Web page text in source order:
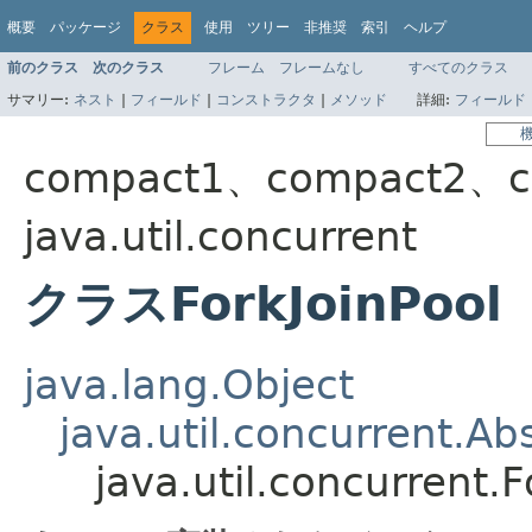
概要 パッケージ クラス 使用 ツリー 非推奨 索引 ヘルプ
前のクラス 次のクラス フレーム フレームなし
すべてのクラス
サマリー: ネスト | フィールド | コンストラクタ | メソッド 詳細: フィールド
compact1、compact2、
java.util.concurrent
クラスForkJoinPool
java.lang.Object